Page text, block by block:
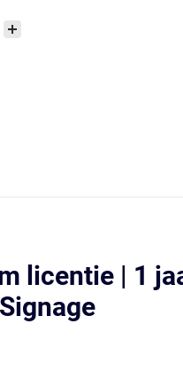
licentie | 1